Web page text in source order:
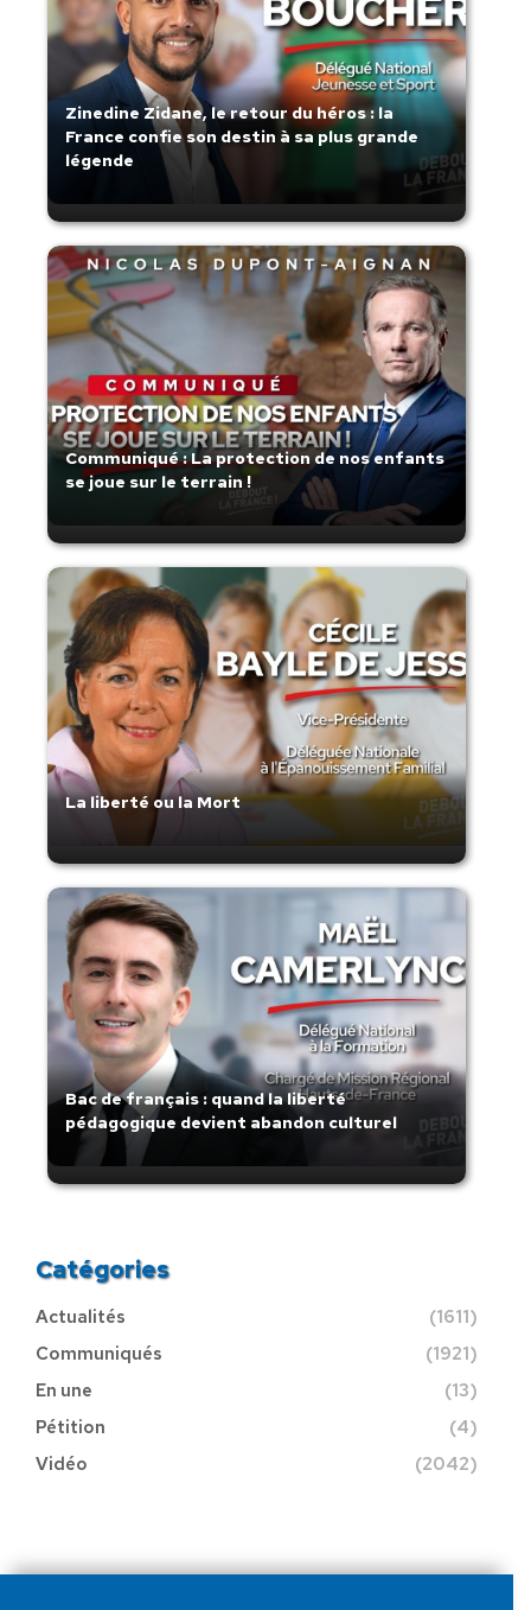
Zinedine Zidane, le retour du héros : la
France confie son destin à sa plus grande
légende
Communiqué : La protection de nos enfants
se joue sur le terrain !
La liberté ou la Mort
Bac de français : quand la liberté
pédagogique devient abandon culturel
Catégories
Actualités
(1611)
Communiqués
(1921)
En une
(13)
Pétition
(4)
Vidéo
(2042)